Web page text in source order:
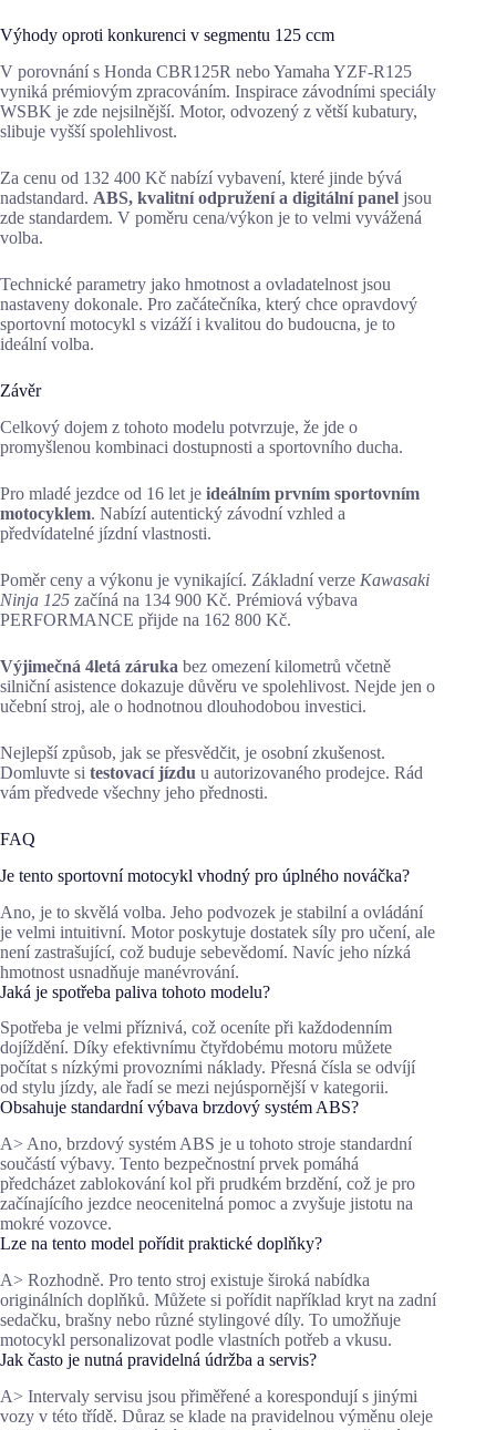
Výhody oproti konkurenci v segmentu 125 ccm
V porovnání s Honda CBR125R nebo Yamaha YZF-R125
vyniká prémiovým zpracováním. Inspirace závodními speciály
WSBK je zde nejsilnější. Motor, odvozený z větší kubatury,
slibuje vyšší spolehlivost.
Za cenu od 132 400 Kč nabízí vybavení, které jinde bývá
nadstandard. ABS, kvalitní odpružení a digitální panel jsou
zde standardem. V poměru cena/výkon je to velmi vyvážená
volba.
Technické parametry jako hmotnost a ovladatelnost jsou
nastaveny dokonale. Pro začátečníka, který chce opravdový
sportovní motocykl s vizáží i kvalitou do budoucna, je to
ideální volba.
Závěr
Celkový dojem z tohoto modelu potvrzuje, že jde o
promyšlenou kombinaci dostupnosti a sportovního ducha.
Pro mladé jezdce od 16 let je ideálním prvním sportovním
motocyklem. Nabízí autentický závodní vzhled a
předvídatelné jízdní vlastnosti.
Poměr ceny a výkonu je vynikající. Základní verze Kawasaki
Ninja 125 začíná na 134 900 Kč. Prémiová výbava
PERFORMANCE přijde na 162 800 Kč.
Výjimečná 4letá záruka bez omezení kilometrů včetně
silniční asistence dokazuje důvěru ve spolehlivost. Nejde jen o
učební stroj, ale o hodnotnou dlouhodobou investici.
Nejlepší způsob, jak se přesvědčit, je osobní zkušenost.
Domluvte si testovací jízdu u autorizovaného prodejce. Rád
vám předvede všechny jeho přednosti.
FAQ
Je tento sportovní motocykl vhodný pro úplného nováčka?
Ano, je to skvělá volba. Jeho podvozek je stabilní a ovládání
je velmi intuitivní. Motor poskytuje dostatek síly pro učení, ale
není zastrašující, což buduje sebevědomí. Navíc jeho nízká
hmotnost usnadňuje manévrování.
Jaká je spotřeba paliva tohoto modelu?
Spotřeba je velmi příznivá, což oceníte při každodenním
dojíždění. Díky efektivnímu čtyřdobému motoru můžete
počítat s nízkými provozními náklady. Přesná čísla se odvíjí
od stylu jízdy, ale řadí se mezi nejúspornější v kategorii.
Obsahuje standardní výbava brzdový systém ABS?
A> Ano, brzdový systém ABS je u tohoto stroje standardní
součástí výbavy. Tento bezpečnostní prvek pomáhá
předcházet zablokování kol při prudkém brzdění, což je pro
začínajícího jezdce neocenitelná pomoc a zvyšuje jistotu na
mokré vozovce.
Lze na tento model pořídit praktické doplňky?
A> Rozhodně. Pro tento stroj existuje široká nabídka
originálních doplňků. Můžete si pořídit například kryt na zadní
sedačku, brašny nebo různé stylingové díly. To umožňuje
motocykl personalizovat podle vlastních potřeb a vkusu.
Jak často je nutná pravidelná údržba a servis?
A> Intervaly servisu jsou přiměřené a korespondují s jinými
vozy v této třídě. Důraz se klade na pravidelnou výměnu oleje